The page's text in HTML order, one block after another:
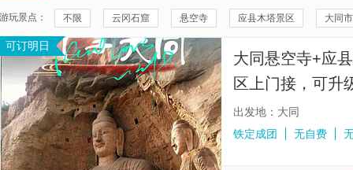
导
模
式
有
6
个
块,
按
下
Tab
键
浏
览
游玩景点： 不限 云冈石窟 悬空寺 应县木塔景区 大同
善化寺 净土寺 五台山
大同火山群国家地质公园 大同方特欢乐世界 大同古城墙
山西大同加速跳伞基地 芦芽山旅游度假区
五台山风景名胜区-广化寺 山西黄河壶口瀑布旅游区 佛
代王府·大明百戏园 小西天
可订明日
大同悬空寺+应
区上门接，可升
质小团，导游全
出发地：大同
铁定成团
无自费